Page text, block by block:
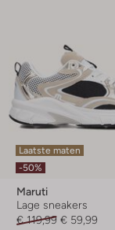
Laatste maten
-50%
Maruti
Lage sneakers
€ 119,99 € 59,99